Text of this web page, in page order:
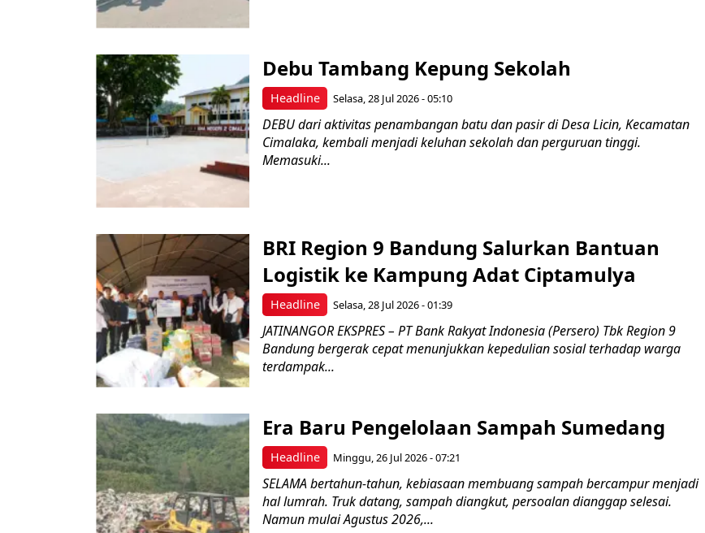
Headline
Debu Tambang Kepung Sekolah
Selasa, 28 Jul 2026 - 05:10
DEBU dari aktivitas penambangan batu dan pasir di Desa Licin, Kecamatan
Cimalaka, kembali menjadi keluhan sekolah dan perguruan tinggi.
Memasuki...
Headline
BRI Region 9 Bandung Salurkan Bantuan
Logistik ke Kampung Adat Ciptamulya
Selasa, 28 Jul 2026 - 01:39
JATINANGOR EKSPRES – PT Bank Rakyat Indonesia (Persero) Tbk Region 9
Bandung bergerak cepat menunjukkan kepedulian sosial terhadap warga
terdampak...
Headline
Era Baru Pengelolaan Sampah Sumedang
Minggu, 26 Jul 2026 - 07:21
SELAMA bertahun-tahun, kebiasaan membuang sampah bercampur menjadi
hal lumrah. Truk datang, sampah diangkut, persoalan dianggap selesai.
Namun mulai Agustus 2026,...